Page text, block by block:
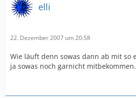
elli
22. Dezember 2007 um 20:58
Wie läuft denn sowas dann ab mit so
ja sowas noch garnicht mitbekommen.